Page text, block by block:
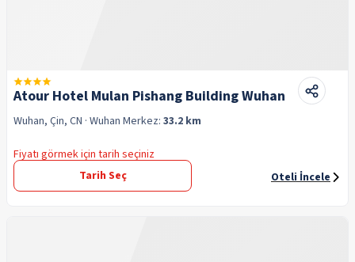
Atour Hotel Mulan Pishang Building Wuhan
Wuhan, Çin, CN · Wuhan Merkez: 33.2 km
Fiyatı görmek için tarih seçiniz
Tarih Seç
Oteli İncele